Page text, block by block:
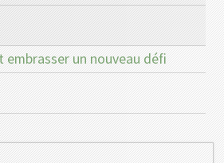
embrasser un nouveau défi